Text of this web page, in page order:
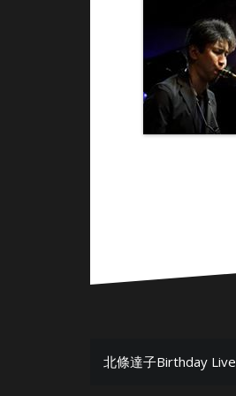
投
北條達子Birthday Live